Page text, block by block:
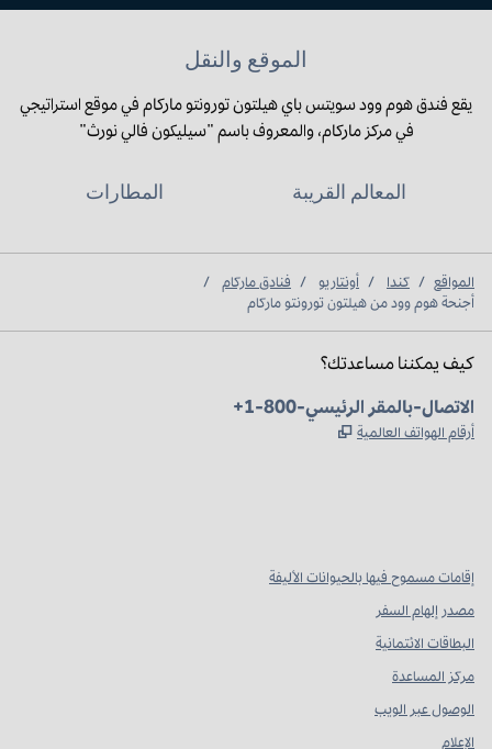
الموقع والنقل
يقع فندق هوم وود سويتس باي هيلتون تورونتو ماركام في موقع استراتيجي
في مركز ماركام، والمعروف باسم "سيليكون فالي نورث"
المعالم القريبة المطارات
المواقع / كندا / أونتاريو / فنادق ماركام
/
أجنحة هوم وود من هيلتون تورونتو ماركام
كيف يمكننا مساعدتك؟
الهاتف:
+1-800-الاتصال-بالمقر الرئيسي
أرقام الهواتف العالمية
إقامات مسموح فيها بالحيوانات الأليفة
مصدر إلهام السفر
البطاقات الائتمانية
مركز المساعدة
الوصول عبر الويب
الإعلام